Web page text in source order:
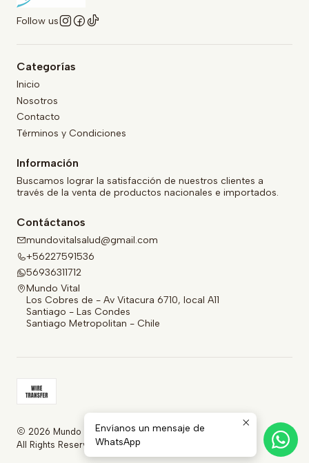
Follow us
Categorías
Inicio
Nosotros
Contacto
Términos y Condiciones
Información
Buscamos lograr la satisfacción de nuestros clientes a
través de la venta de productos nacionales e importados.
Contáctanos
mundovitalsalud@gmail.com
+56227591536
56936311712
Mundo Vital
Los Cobres de - Av Vitacura 6710, local A11
Santiago - Las Condes
Santiago Metropolitan - Chile
2026 Mundo Vital.
All Rights Reserved.Powered by Jumpseller
Envíanos un mensaje de
WhatsApp